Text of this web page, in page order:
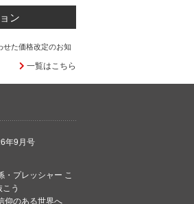
ン
た価格改定のお知
一覧はこちら
年9月号
プレッシャー こ
う
のある世界へ